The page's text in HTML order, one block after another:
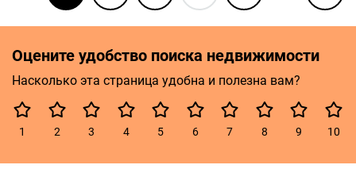
Оцените удобство поиска недвижимости
Насколько эта страница удобна и полезна вам?